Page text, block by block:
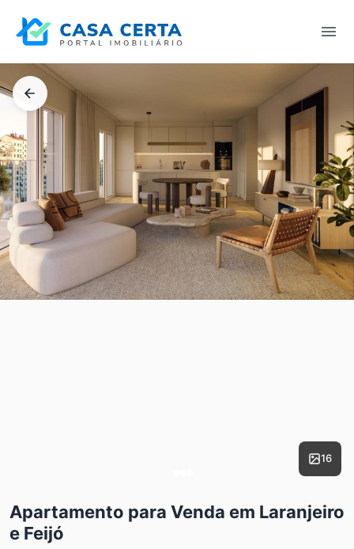
16
Apartamento para Venda em Laranjeiro
e Feijó